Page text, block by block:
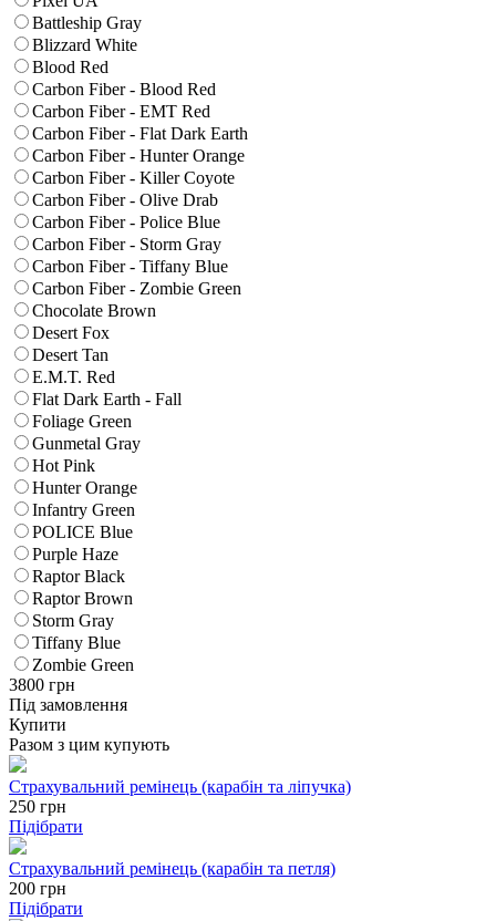
Battleship Gray
Blizzard White
Blood Red
Carbon Fiber - Blood Red
Carbon Fiber - EMT Red
Carbon Fiber - Flat Dark Earth
Carbon Fiber - Hunter Orange
Carbon Fiber - Killer Coyote
Carbon Fiber - Olive Drab
Carbon Fiber - Police Blue
Carbon Fiber - Storm Gray
Carbon Fiber - Tiffany Blue
Carbon Fiber - Zombie Green
Chocolate Brown
Desert Fox
Desert Tan
E.M.T. Red
Flat Dark Earth - Fall
Foliage Green
Gunmetal Gray
Hot Pink
Hunter Orange
Infantry Green
POLICE Blue
Purple Haze
Raptor Black
Raptor Brown
Storm Gray
Tiffany Blue
Zombie Green
3800 грн
Під замовлення
Купити
Разом з цим купують
Страхувальний ремінець (карабін та ліпучка)
250 грн
Підібрати
Страхувальний ремінець (карабін та петля)
200 грн
Підібрати